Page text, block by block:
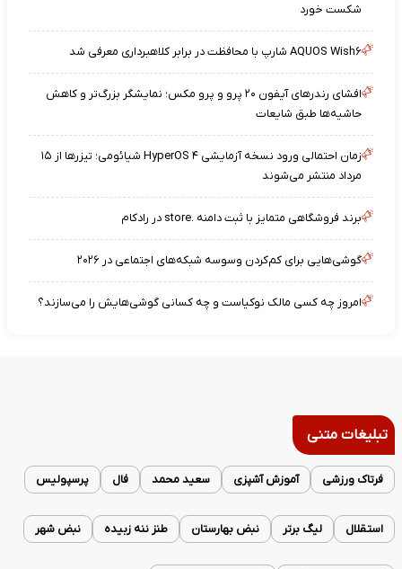
شکست خورد
AQUOS Wish۶ شارپ با محافظت در برابر کلاهبرداری معرفی شد
افشای رندرهای آیفون ۲۰ پرو و پرو مکس؛ نمایشگر بزرگ‌تر و کاهش
حاشیه‌ها طبق شایعات
زمان احتمالی ورود نسخه آزمایشی HyperOS ۴ شیائومی؛ تیزرها از ۱۵
مرداد منتشر می‌شوند
برند فروشگاهی متمایز با ثبت دامنه .store در رادکام
گوشی‌هایی برای کم‌کردن وسوسه شبکه‌های اجتماعی در ۲۰۲۶
امروز چه کسی مالک نوکیاست و چه کسانی گوشی‌هایش را می‌سازند؟
تبلیغات متنی
فرتاک ورزشی آموزش آشپزی سعید محمد فال پرسپولیس
استقلال لیگ برتر نبض بهارستان طنز ننه زبیده نبض شهر